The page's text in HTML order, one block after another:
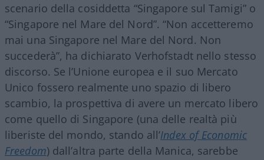
scenario della cosiddetta “Singapore sul Tamigi” o
“Singapore nel Mare del Nord”. “Non accetteremo
mai una Singapore nel Mare del Nord. Non
succederà”, ha dichiarato Verhofstadt nello stesso
discorso. Se l’Unione europea e il suo Mercato
Unico fossero realmente uno spazio di libero
scambio, la prospettiva di avere un mercato libero
come quello di Singapore (una delle realtà più
liberiste del mondo, stando all’Index of Economic
Freedom) dall’altra parte della Manica, sarebbe